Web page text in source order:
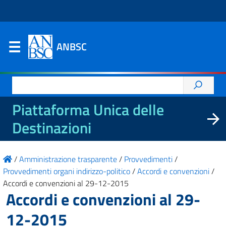
ANBSC
per:
Piattaforma Unica delle
Destinazioni
/Amministrazione trasparente/ Provvedimenti/
Provvedimenti organi indirizzo-politico/Accordi e convenzioni/
Accordi e convenzioni al 29-12-2015
Accordi e convenzioni al 29-
12-2015